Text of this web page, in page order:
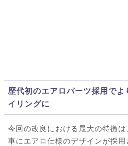
歴代初のエアロパーツ採用でよ
イリングに
今回の改良における最大の特徴
車にエアロ仕様のデザインが採